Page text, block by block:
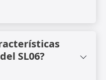
SL06?